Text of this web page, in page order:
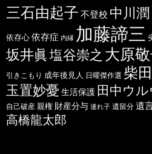
三石由起子 不登校 中川潤
依存心依存症 内縁 加藤諦三
坂井眞塩谷崇之 大原
引きこもり 成年後見人 日曜傑作選 柴
玉置妙憂 生活保護 田中ウ
自己破産 親権 財産分与 連れ子 遺留分 遺
高橋龍太郎